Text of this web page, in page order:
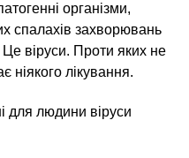
організми,
спалахів захворювань
віруси. Проти яких не
ніякого лікування.
для людини віруси